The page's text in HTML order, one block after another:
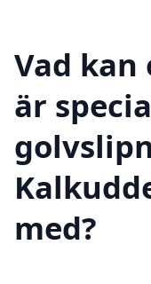
Vad
är
med?